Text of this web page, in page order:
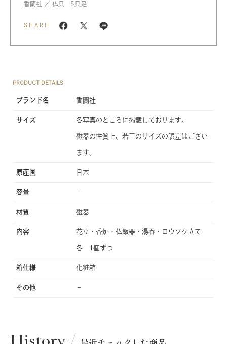
香蘭社 ／ 仏具 5具足
SHARE
PRODUCT DETAILS
ブランド名 香蘭社
サイズ 各写真のところに掲載しております。
磁器の性質上、若干のサイズの誤差はござい
ます。
原産国 日本
容量 −
材質 磁器
内容 花立・香炉・仏飯器・湯吞・ロウソク立て
各 1個ずつ
箱仕様 化粧箱
その他 −